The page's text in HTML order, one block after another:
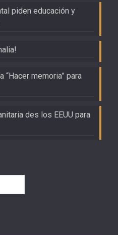
piden educación y
“Hacer memoria” para
des los EEUU para